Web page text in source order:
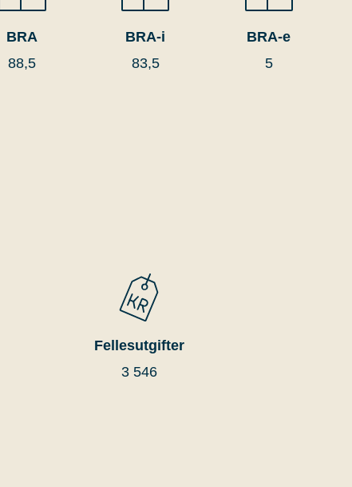
BRA
88,5
BRA-i
83,5
BRA-e
5
Fellesutgifter
3 546